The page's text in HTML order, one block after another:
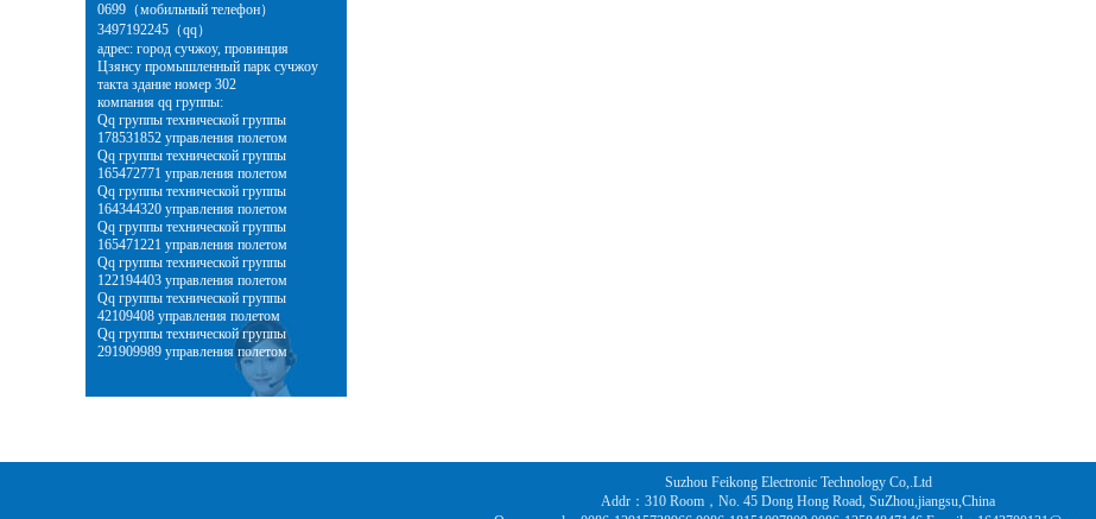
0699（мобильный телефон）
3497192245（qq）
адрес: город сучжоу, провинция
Цзянсу промышленный парк сучжоу
такта здание номер 302
компания qq группы:
Qq группы технической группы
178531852 управления полетом
Qq группы технической группы
165472771 управления полетом
Qq группы технической группы
164344320 управления полетом
Qq группы технической группы
165471221 управления полетом
Qq группы технической группы
122194403 управления полетом
Qq группы технической группы
42109408 управления полетом
Qq группы технической группы
291909989 управления полетом
Suzhou Feikong Electronic Technology Co,.Ltd
Addr：310 Room，No. 45 Dong Hong Road, SuZhou,jiangsu,China